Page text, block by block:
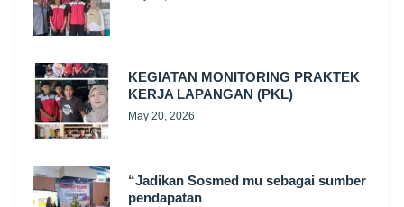
KEGIATAN MONITORING PRAKTEK
KERJA LAPANGAN (PKL)
May 20, 2026
“Jadikan Sosmed mu sebagai sumber
pendapatan